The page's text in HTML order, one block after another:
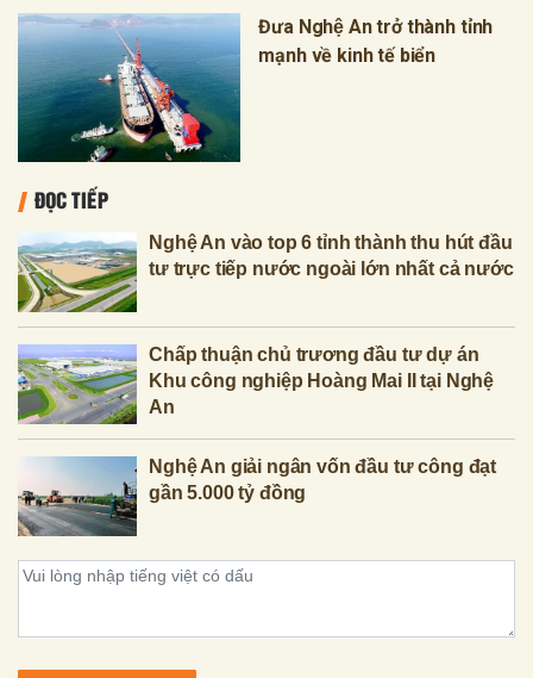
Đưa Nghệ An trở thành tỉnh
mạnh về kinh tế biển
ĐỌC TIẾP
Nghệ An vào top 6 tỉnh thành thu hút đầu
tư trực tiếp nước ngoài lớn nhất cả nước
Chấp thuận chủ trương đầu tư dự án
Khu công nghiệp Hoàng Mai II tại Nghệ
An
Nghệ An giải ngân vốn đầu tư công đạt
gần 5.000 tỷ đồng